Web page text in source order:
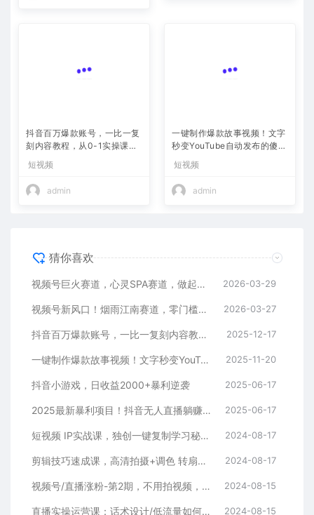
抖音百万爆款账号，一比一复
刻内容教程，从0-1实操课，
小白也能学会，复制爆款，月
入10w+
短视频
admin
一键制作爆款故事视频！文字
秒变YouTube自动发布的傻瓜
式教程
短视频
admin
猜你喜欢
视频号巨火赛道，心灵SPA赛道，做起来超简单，每天收益800+ 2026-03-29
视频号新风口！烟雨江南赛道，零门槛日入 500+ 2026-03-27
抖音百万爆款账号，一比一复刻内容教程，从0-1实操课，小白也能学会，复制爆款，月入10w+ 2025-12-17
一键制作爆款故事视频！文字秒变YouTube自动发布的傻瓜式教程 2025-11-20
抖音小游戏，日收益2000+暴利逆袭 2025-06-17
2025最新暴利项目！抖音无人直播躺赚攻略！抖音无人直播3.0玩法！0门槛… 2025-06-17
短视频 IP实战课，独创一键复制学习秘籍，转战新领域，月赚五万轻松行 2024-08-17
剪辑技巧速成课，高清拍摄+调色 转扇子，建筑-抠图精通，新手秒变剪辑专家 2024-08-17
视频号/直播涨粉-第2期，不用拍视频，不用卖货，在直播间做菜，就可以搞钱 2024-08-15
直播实操运营课：话术设计/低流量如何提升/话术框架/全场燃爆/非常干货 2024-08-15